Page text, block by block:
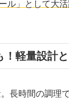
ル」として大
！軽量設計
長時間の調理